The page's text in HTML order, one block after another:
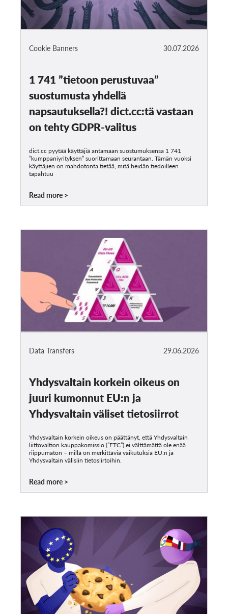
30.07.2026
Cookie Banners
1 741 ”tietoon perustuvaa”
suostumusta yhdellä
napsautuksella?! dict.cc:tä vastaan
on tehty GDPR-valitus
dict.cc pyytää käyttäjiä antamaan suostumuksensa 1 741
”kumppaniyrityksen” suorittamaan seurantaan. Tämän vuoksi
käyttäjien on mahdotonta tietää, mitä heidän tiedoilleen
tapahtuu
Read more
29.06.2026
Data Transfers
Yhdysvaltain korkein oikeus on
juuri kumonnut EU:n ja
Yhdysvaltain väliset tietosiirrot
Yhdysvaltain korkein oikeus on päättänyt, että Yhdysvaltain
liittovaltion kauppakomissio (”FTC”) ei välttämättä ole enää
riippumaton – millä on merkittäviä vaikutuksia EU:n ja
Yhdysvaltain välisiin tietosiirtoihin.
Read more